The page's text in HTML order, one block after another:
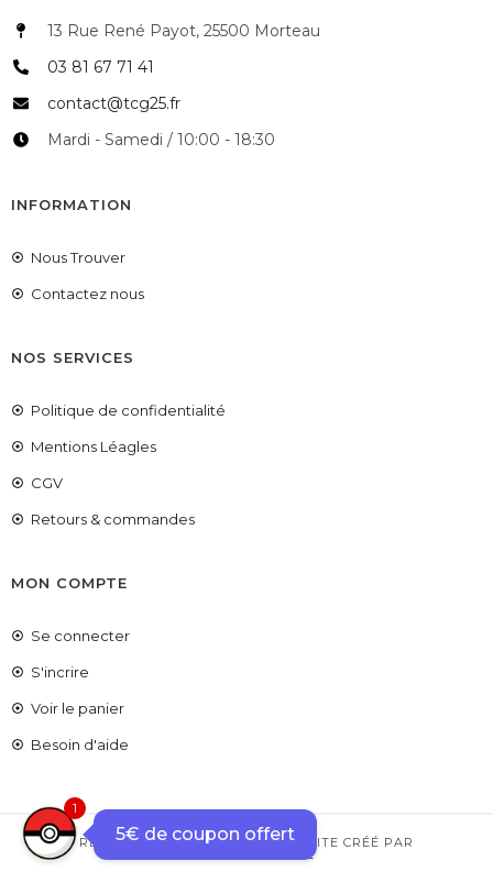
13 Rue René Payot, 25500 Morteau
03 81 67 71 41
contact@tcg25.fr
Mardi - Samedi / 10:00 - 18:30
INFORMATION
Nous Trouver
Contactez nous
NOS SERVICES
Politique de confidentialité
Mentions Léagles
CGV
Retours & commandes
MON COMPTE
Se connecter
S'incrire
Voir le panier
Besoin d'aide
RETROGAMES25 © COPYRIGHT – SITE CRÉÉ PAR
FIRE'TECHNOLOGIE
5€ de coupon offert
1